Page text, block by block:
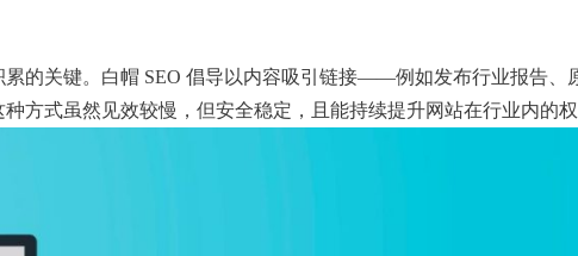
的关键。白帽 SEO 倡导以内容吸引链接——例如发布行业报告、
方式虽然见效较慢，但安全稳定，且能持续提升网站在行业内的